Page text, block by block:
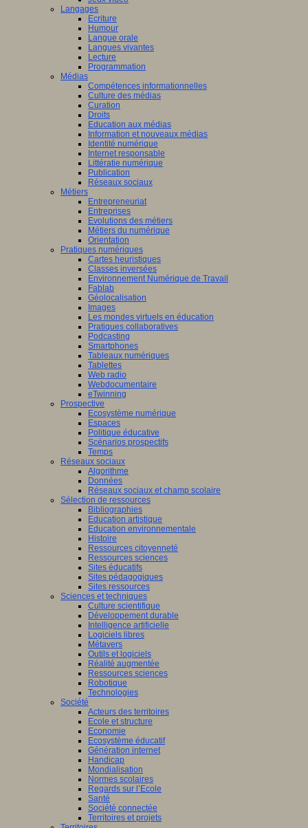
Langages
Ecriture
Humour
Langue orale
Langues vivantes
Lecture
Programmation
Médias
Compétences informationnelles
Culture des médias
Curation
Droits
Education aux médias
Information et nouveaux médias
Identité numérique
Internet responsable
Littératie numérique
Publication
Réseaux sociaux
Métiers
Entrepreneuriat
Entreprises
Evolutions des métiers
Métiers du numérique
Orientation
Pratiques numériques
Cartes heuristiques
Classes inversées
Environnement Numérique de Travail
Fablab
Géolocalisation
Images
Les mondes virtuels en éducation
Pratiques collaboratives
Podcasting
Smartphones
Tableaux numériques
Tablettes
Web radio
Webdocumentaire
eTwinning
Prospective
Ecosystème numérique
Espaces
Politique éducative
Scénarios prospectifs
Temps
Réseaux sociaux
Algorithme
Données
Réseaux sociaux et champ scolaire
Sélection de ressources
Bibliographies
Education artistique
Education environnementale
Histoire
Ressources citoyenneté
Ressources sciences
Sites éducatifs
Sites pédagogiques
Sites ressources
Sciences et techniques
Culture scientifique
Développement durable
Intelligence artificielle
Logiciels libres
Métavers
Outils et logiciels
Réalité augmentée
Ressources sciences
Robotique
Technologies
Société
Acteurs des territoires
Ecole et structure
Economie
Ecosystème éducatif
Génération internet
Handicap
Mondialisation
Normes scolaires
Regards sur l’Ecole
Santé
Société connectée
Territoires et projets